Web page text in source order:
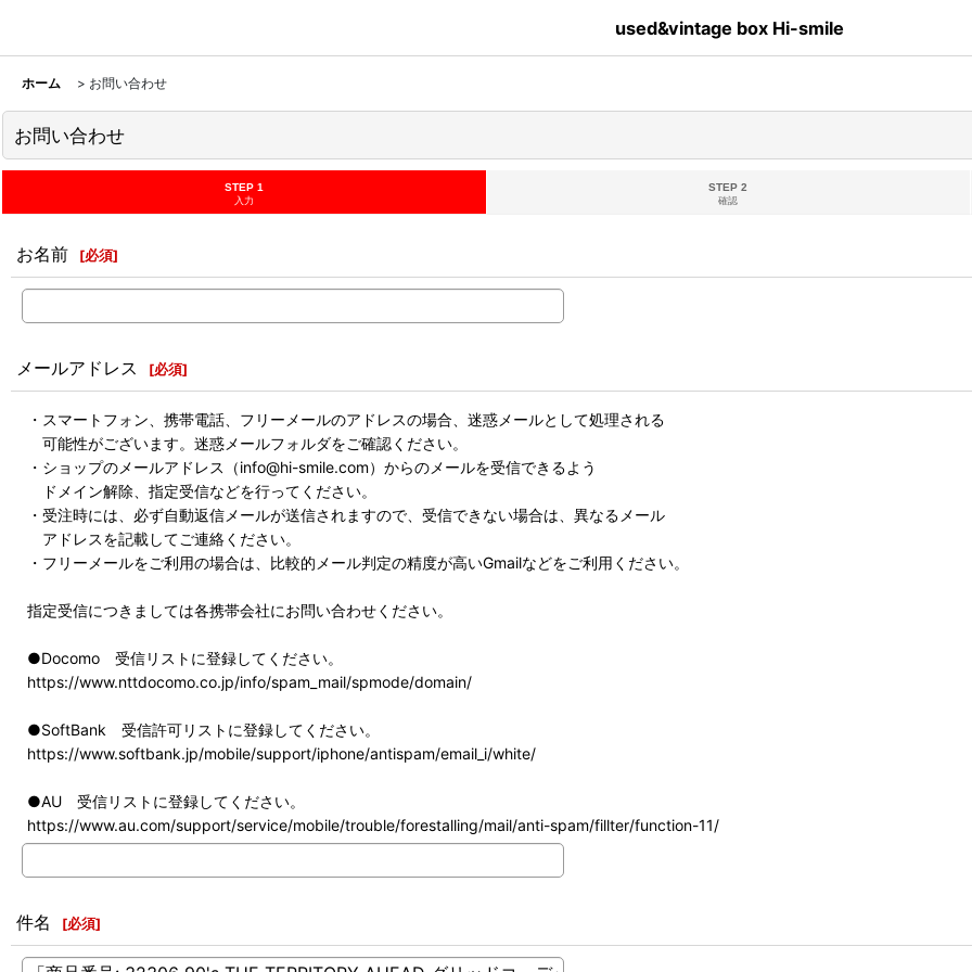
used&vintage box Hi-smile
ホーム > お問い合わせ
お問い合わせ
STEP 1
入力
STEP 2
確認
お名前 [必須]
メールアドレス [必須]
・スマートフォン、携帯電話、フリーメールのアドレスの場合、迷惑メールとして処理される
可能性がございます。迷惑メールフォルダをご確認ください。
・ショップのメールアドレス（info@hi-smile.com）からのメールを受信できるよう
ドメイン解除、指定受信などを行ってください。
・受注時には、必ず自動返信メールが送信されますので、受信できない場合は、異なるメール
アドレスを記載してご連絡ください。
・フリーメールをご利用の場合は、比較的メール判定の精度が高いGmailなどをご利用ください。
指定受信につきましては各携帯会社にお問い合わせください。
●Docomo 受信リストに登録してください。
https://www.nttdocomo.co.jp/info/spam_mail/spmode/domain/
●SoftBank 受信許可リストに登録してください。
https://www.softbank.jp/mobile/support/iphone/antispam/email_i/white/
●AU 受信リストに登録してください。
https://www.au.com/support/service/mobile/trouble/forestalling/mail/anti-spam/fillter/function-11/
件名 [必須]